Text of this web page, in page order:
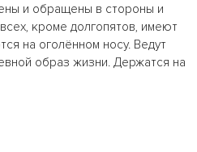
и обращены в стороны и
кроме долгопятов, имеют
на оголённом носу. Ведут
образ жизни. Держатся на